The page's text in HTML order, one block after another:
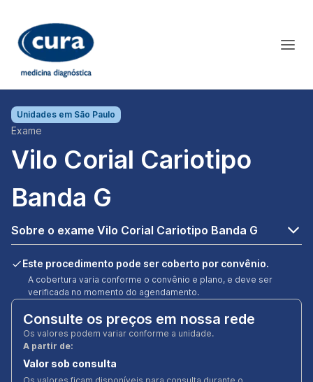
Unidades em São Paulo
Exame
Vilo Corial Cariotipo
Banda G
Sobre o exame Vilo Corial Cariotipo Banda G
Este procedimento pode ser coberto por convênio.
A cobertura varia conforme o convênio e plano, e deve ser
verificada no momento do agendamento.
Consulte os preços em nossa rede
Os valores podem variar conforme a unidade.
A partir de:
Valor sob consulta